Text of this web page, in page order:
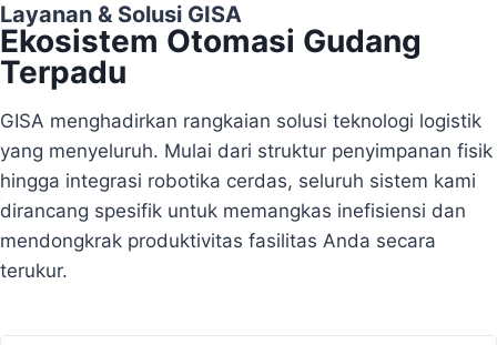
Layanan & Solusi GISA
Ekosistem Otomasi Gudang
Terpadu
GISA menghadirkan rangkaian solusi teknologi logistik
yang menyeluruh. Mulai dari struktur penyimpanan fisik
hingga integrasi robotika cerdas, seluruh sistem kami
dirancang spesifik untuk memangkas inefisiensi dan
mendongkrak produktivitas fasilitas Anda secara
terukur.